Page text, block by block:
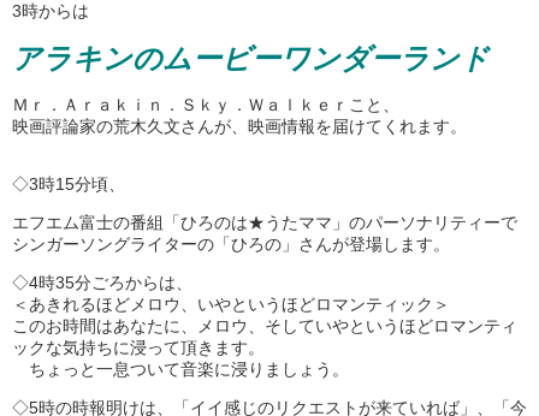
3時からは
アラキンのムービーワンダーランド
Ｍｒ．Ａｒａｋｉｎ．Ｓｋｙ．Ｗａｌｋｅｒこと、
映画評論家の荒木久文さんが、映画情報を届けてくれます。
◇3時15分頃、
エフエム富士の番組「ひろのは★うたママ」のパーソナリティーで
シンガーソングライターの「ひろの」さんが登場します。
◇4時35分ごろからは、
＜あきれるほどメロウ、いやというほどロマンティック＞
このお時間はあなたに、メロウ、そしていやというほどロマンティ
ックな気持ちに浸って頂きます。
ちょっと一息ついて音楽に浸りましょう。
◇5時の時報明けは、「イイ感じのリクエストが来ていれば」、「今